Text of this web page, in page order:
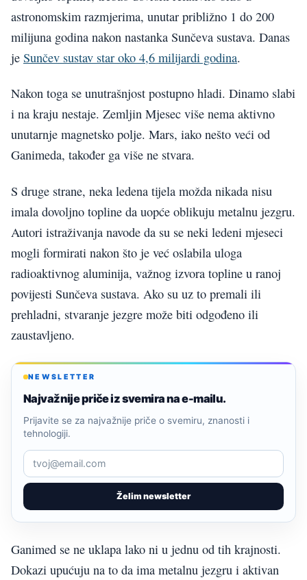
astronomskim razmjerima, unutar približno 1 do 200
milijuna godina nakon nastanka Sunčeva sustava. Danas
je Sunčev sustav star oko 4,6 milijardi godina.
Nakon toga se unutrašnjost postupno hladi. Dinamo slabi
i na kraju nestaje. Zemljin Mjesec više nema aktivno
unutarnje magnetsko polje. Mars, iako nešto veći od
Ganimeda, također ga više ne stvara.
S druge strane, neka ledena tijela možda nikada nisu
imala dovoljno topline da uopće oblikuju metalnu jezgru.
Autori istraživanja navode da su se neki ledeni mjeseci
mogli formirati nakon što je već oslabila uloga
radioaktivnog aluminija, važnog izvora topline u ranoj
povijesti Sunčeva sustava. Ako su uz to premali ili
prehladni, stvaranje jezgre može biti odgođeno ili
zaustavljeno.
NEWSLETTER
Najvažnije priče iz svemira na e-mailu.
Želim newsletter
Prijavite se za najvažnije priče o svemiru, znanosti i
tehnologiji.
Ganimed se ne uklapa lako ni u jednu od tih krajnosti.
Dokazi upućuju na to da ima metalnu jezgru i aktivan